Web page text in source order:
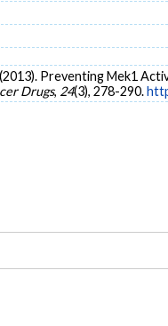
(2013). Preventing Mek1
Drugs, 24(3), 278-290.